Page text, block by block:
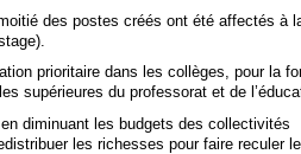
des postes créés ont été affectés à
prioritaire dans les collèges, pour la
supérieures du professorat et de
diminuant les budgets des collectivités
les richesses pour faire reculer le